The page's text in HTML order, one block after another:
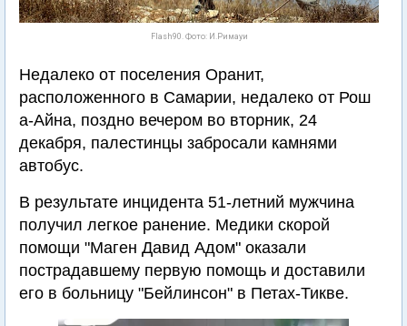
Flash90. Фото: И.Римауи
Недалеко от поселения Оранит,
расположенного в Самарии, недалеко от Рош
а-Айна, поздно вечером во вторник, 24
декабря, палестинцы забросали камнями
автобус.
В результате инцидента 51-летний мужчина
получил легкое ранение. Медики скорой
помощи "Маген Давид Адом" оказали
пострадавшему первую помощь и доставили
его в больницу "Бейлинсон" в Петах-Тикве.